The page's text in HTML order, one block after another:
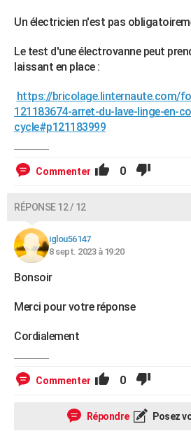
Un électricien n'est pas
Le test d'une électrovanne peut
laissant en place :
https://bricolage.linternaute.com/
121183674-arret-du-lave-linge-en-
cycle#p121183999
Commenter 0
RÉPONSE 12 / 12
iglou56147
8 sept. 2023 à 19:20
Bonsoir
Merci pour votre réponse
Cordialement
Commenter 0
Répondre Posez